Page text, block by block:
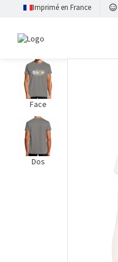
Imprimé en France
Face
Dos